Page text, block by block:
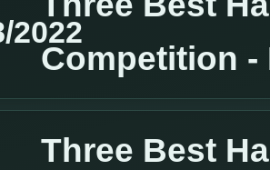
2022
Competition -
Three Best